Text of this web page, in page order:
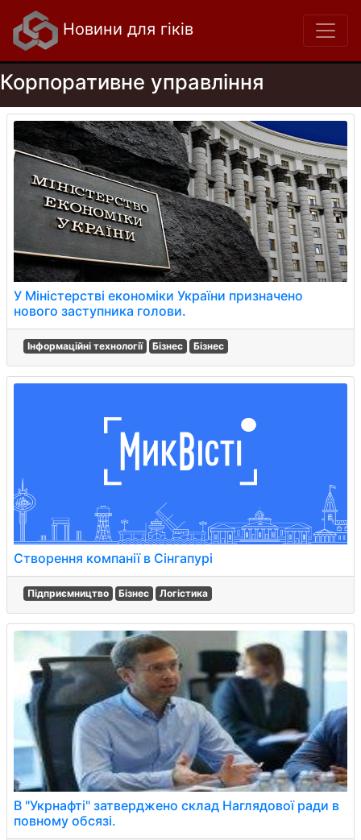
Новини для гіків
Корпоративне управління
У Міністерстві економіки України призначено
нового заступника голови.
Інформаційні технології Бізнес Бізнес
Створення компанії в Сінгапурі
Підприємництво Бізнес Логістика
В "Укрнафті" затверджено склад Наглядової ради в
повному обсязі.